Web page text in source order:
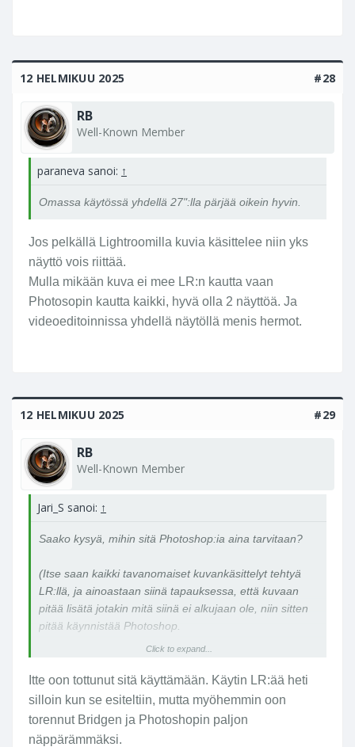
12 HELMIKUU 2025 #28
RB
Well-Known Member
paraneva sanoi: ↑
Omassa käytössä yhdellä 27":lla pärjää oikein hyvin.
Jos pelkällä Lightroomilla kuvia käsittelee niin yks
näyttö vois riittää.
Mulla mikään kuva ei mee LR:n kautta vaan
Photosopin kautta kaikki, hyvä olla 2 näyttöä. Ja
videoeditoinnissa yhdellä näytöllä menis hermot.
12 HELMIKUU 2025 #29
RB
Well-Known Member
Jari_S sanoi: ↑
Saako kysyä, mihin sitä Photoshop:ia aina tarvitaan?
(Itse saan kaikki tavanomaiset kuvankäsittelyt tehtyä
LR:llä, ja ainoastaan siinä tapauksessa, että kuvaan
pitää lisätä jotakin mitä siinä ei alkujaan ole, niin sitten
pitää käynnistää Photoshop.
kuvissa, joihin pitää joskus lisätä esim. tekstejä tai jotain
grafiikkaa yms.).
Click to expand...
Itte oon tottunut sitä käyttämään. Käytin LR:ää heti
silloin kun se esiteltiin, mutta myöhemmin oon
torennut Bridgen ja Photoshopin paljon
näppärämmäksi.